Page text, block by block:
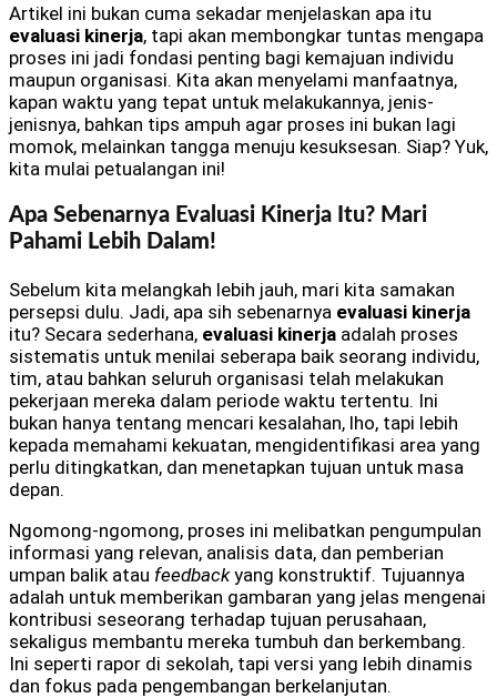
Artikel ini bukan cuma sekadar menjelaskan apa itu
evaluasi kinerja, tapi akan membongkar tuntas mengapa
proses ini jadi fondasi penting bagi kemajuan individu
maupun organisasi. Kita akan menyelami manfaatnya,
kapan waktu yang tepat untuk melakukannya, jenis-
jenisnya, bahkan tips ampuh agar proses ini bukan lagi
momok, melainkan tangga menuju kesuksesan. Siap? Yuk,
kita mulai petualangan ini!
Apa Sebenarnya Evaluasi Kinerja Itu? Mari
Pahami Lebih Dalam!
Sebelum kita melangkah lebih jauh, mari kita samakan
persepsi dulu. Jadi, apa sih sebenarnya evaluasi kinerja
itu? Secara sederhana, evaluasi kinerja adalah proses
sistematis untuk menilai seberapa baik seorang individu,
tim, atau bahkan seluruh organisasi telah melakukan
pekerjaan mereka dalam periode waktu tertentu. Ini
bukan hanya tentang mencari kesalahan, lho, tapi lebih
kepada memahami kekuatan, mengidentifikasi area yang
perlu ditingkatkan, dan menetapkan tujuan untuk masa
depan.
Ngomong-ngomong, proses ini melibatkan pengumpulan
informasi yang relevan, analisis data, dan pemberian
umpan balik atau feedbackyang konstruktif. Tujuannya
adalah untuk memberikan gambaran yang jelas mengenai
kontribusi seseorang terhadap tujuan perusahaan,
sekaligus membantu mereka tumbuh dan berkembang.
Ini seperti rapor di sekolah, tapi versi yang lebih dinamis
dan fokus pada pengembangan berkelanjutan.